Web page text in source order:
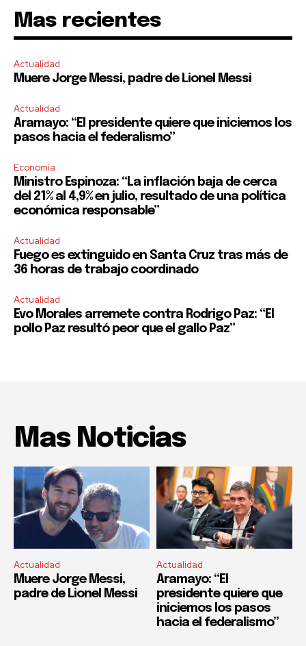
SUBSCRIBE
I've read and accept the
Mas recientes
Actualidad
Muere Jorge Messi, padre de Lionel Messi
Actualidad
Aramayo: “El presidente quiere que iniciemos los
pasos hacia el federalismo”
Economía
Ministro Espinoza: “La inflación baja de cerca
del 21% al 4,9% en julio, resultado de una política
económica responsable”
Actualidad
Fuego es extinguido en Santa Cruz tras más de
36 horas de trabajo coordinado
Actualidad
Evo Morales arremete contra Rodrigo Paz: “El
pollo Paz resultó peor que el gallo Paz”
Mas Noticias
Actualidad
Muere Jorge Messi,
padre de Lionel Messi
Actualidad
Aramayo: “El
presidente quiere que
iniciemos los pasos
hacia el federalismo”